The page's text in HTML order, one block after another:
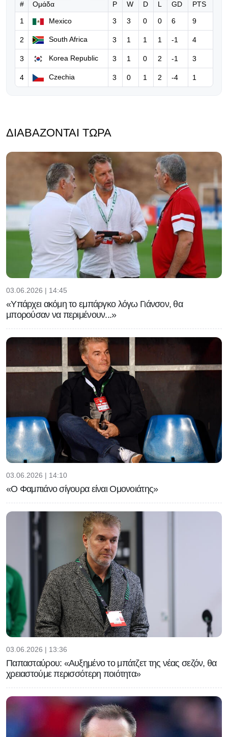
06.08.2026 | 10:36
FIFA: Παραδέχεται λάθη του
Ινφαντίνο, τον στηρίζει και
ξεκαθαρίζει… «δεν θα δεχθούμε
καμία επίθεση»
06.08.2026 | 08:39
Ο Ινφαντίνο υπόσχεται τον τελικό
05.08.2026 | 17:32
«Πρέπει να παραιτηθείς για να
σωθεί το ποδόσφαιρο»
# Ομάδα P W D L GD PTS
1 Mexico 3 3 0 0 6 9
2 South Africa 3 1 1 1 -1 4
3 Korea Republic 3 1 0 2 -1 3
4 Czechia 3 0 1 2 -4 1
ΔΙΑΒΆΖΟΝΤΑΙ ΤΏΡΑ
03.06.2026 | 14:45
«Υπάρχει ακόμη το εμπάργκο λόγω Γιάνσον, θα
μπορούσαν να περιμένουν...»
03.06.2026 | 14:10
«Ο Φαμπιάνο σίγουρα είναι Ομονοιάτης»
03.06.2026 | 13:36
Παπασταύρου: «Αυξημένο το μπάτζετ της νέας σεζόν, θα
χρειαστούμε περισσότερη ποιότητα»